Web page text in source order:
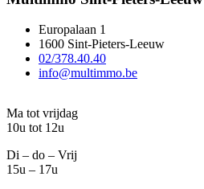
Europalaan 1
1600 Sint-Pieters-Leeuw
02/378.40.40
info@multimmo.be
Ma tot vrijdag
10u tot 12u
Di – do – Vrij
15u – 17u